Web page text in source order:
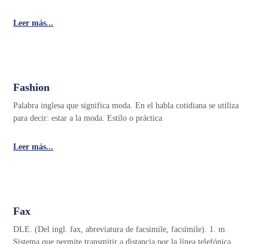
Leer más...
Fashion
Palabra inglesa que significa moda. En el habla cotidiana se utiliza
para decir: estar a la moda. Estilo o práctica
Leer más...
Fax
DLE. (Del ingl. fax, abreviatura de facsimile, facsímile). 1. m.
Sistema que permite transmitir a distancia por la línea telefónica